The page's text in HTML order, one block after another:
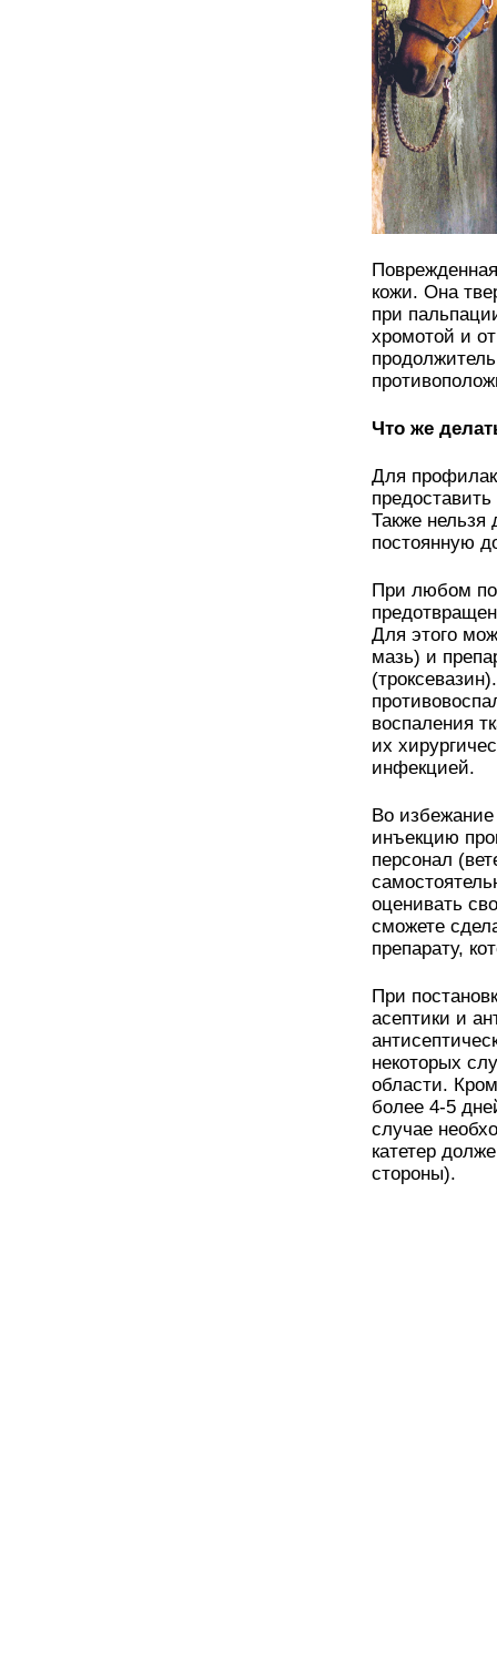
кожи. Она
при
хромотой и
Что же
Для
Также нельзя
постоянную
При любом
Для этого
мазь) и
воспаления
их
инфекцией.
Во
инъекцию
персонал
оценивать
сможете
препарату,
При
асептики и
некоторых
области.
более 4-5
случае
катетер
стороны).